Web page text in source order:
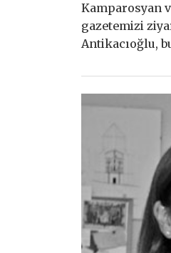
Kamparosyan
gazetemizi
Antikacıoğlu,